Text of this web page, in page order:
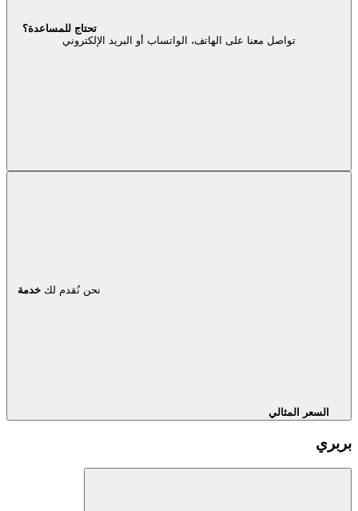
تحتاج للمساعدة؟
تواصل معنا على الهاتف، الواتساب أو البريد الإلكتروني
نحن نُقدم لك خدمة
السعر المثالي
بربري